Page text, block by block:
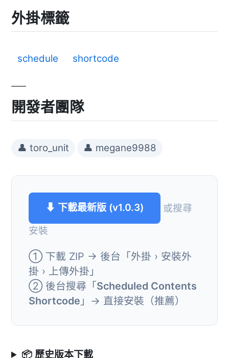
外掛標籤
schedule shortcode
開發者團隊
👤 toro_unit 👤 megane9988
⬇ 下載最新版 (v1.0.3)
或搜尋
安裝
① 下載 ZIP → 後台「外掛 › 安裝外
掛 › 上傳外掛」
② 後台搜尋「Scheduled Contents
Shortcode 」→ 直接安裝（推薦）
📦 歷史版本下載